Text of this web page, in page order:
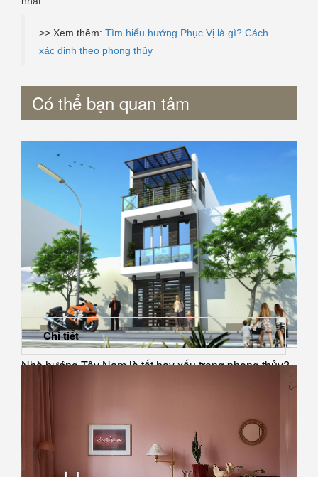
>> Xem thêm: Tìm hiểu hướng Phục Vị là gì? Cách
xác định theo phong thủy
Có thể bạn quan tâm
Nhà hướng Tây Nam là tốt hay xấu trong phong thủy?
Chi tiết